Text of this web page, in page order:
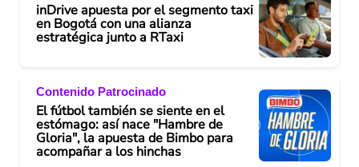
inDrive apuesta por el segmento taxi
en Bogotá con una alianza
estratégica junto a RTaxi
Contenido Patrocinado
El fútbol también se siente en el
estómago: así nace "Hambre de
Gloria", la apuesta de Bimbo para
acompañar a los hinchas